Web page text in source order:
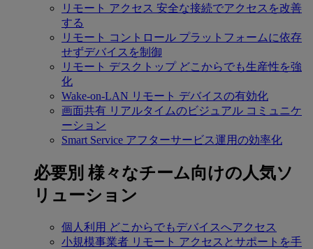
リモート アクセス 安全な接続でアクセスを改善
する
リモート コントロール プラットフォームに依存
せずデバイスを制御
リモート デスクトップ どこからでも生産性を強
化
Wake-on-LAN リモート デバイスの有効化
画面共有 リアルタイムのビジュアル コミュニケ
ーション
Smart Service アフターサービス運用の効率化
必要別 様々なチーム向けの人気ソ
リューション
個人利用 どこからでもデバイスへアクセス
小規模事業者 リモート アクセスとサポートを手